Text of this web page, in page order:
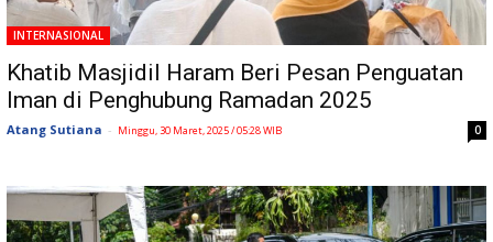
INTERNASIONAL
Khatib Masjidil Haram Beri Pesan Penguatan
Iman di Penghubung Ramadan 2025
Atang Sutiana - Minggu, 30 Maret, 2025 / 05:28 WIB 0